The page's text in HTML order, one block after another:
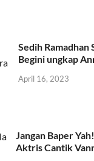
Sedih Ramadhan
Begini ungkap
April 16, 2023
Jangan Baper
Aktris Cantik